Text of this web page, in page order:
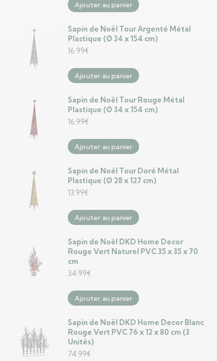
Ajouter au panier
Sapin de Noël Tour Argenté Métal
Plastique (Ø 34 x 154 cm)
16.99€
Ajouter au panier
Sapin de Noël Tour Rouge Métal
Plastique (Ø 34 x 154 cm)
16.99€
Ajouter au panier
Sapin de Noël Tour Doré Métal
Plastique (Ø 28 x 127 cm)
13.99€
Ajouter au panier
Sapin de Noël DKD Home Decor
Rouge Vert Naturel PVC 35 x 35 x 70
cm
34.99€
Ajouter au panier
Sapin de Noël DKD Home Decor Blanc
Rouge Vert PVC 76 x 12 x 80 cm (3
Unités)
74.99€